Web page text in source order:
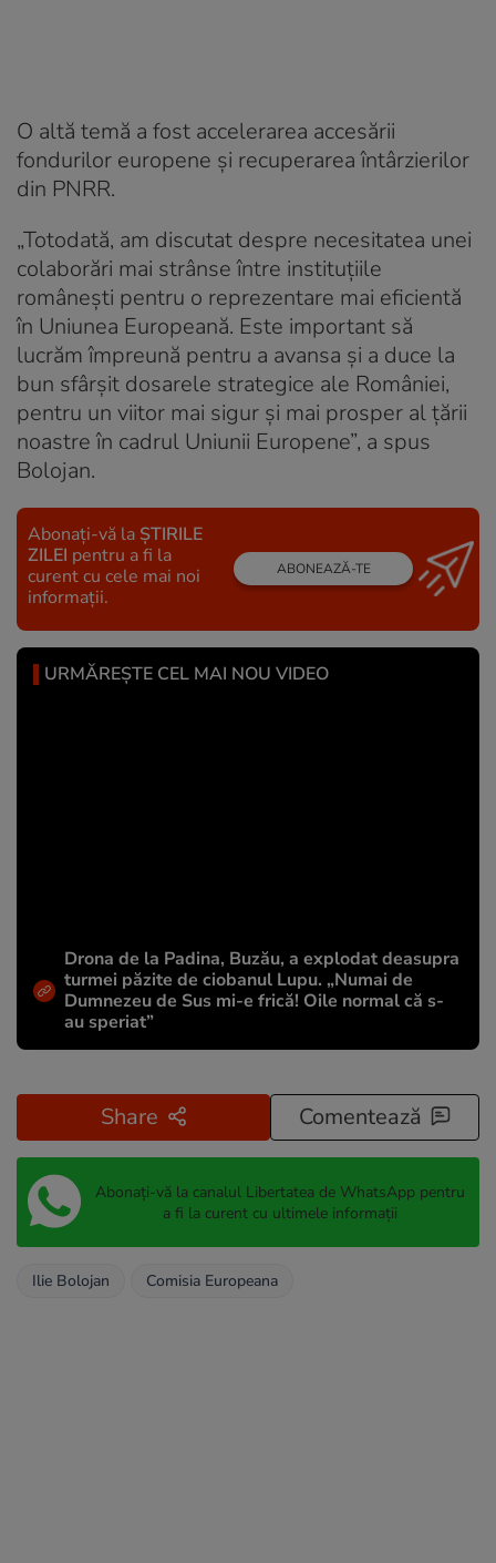
O altă temă a fost accelerarea accesării
fondurilor europene și recuperarea întârzierilor
din PNRR.
„Totodată, am discutat despre necesitatea unei
colaborări mai strânse între instituțiile
românești pentru o reprezentare mai eficientă
în Uniunea Europeană. Este important să
lucrăm împreună pentru a avansa și a duce la
bun sfârșit dosarele strategice ale României,
pentru un viitor mai sigur și mai prosper al țării
noastre în cadrul Uniunii Europene”, a spus
Bolojan.
Abonați-vă la ȘTIRILE
ZILEI pentru a fi la
curent cu cele mai noi
informații.
ABONEAZĂ-TE
URMĂREȘTE CEL MAI NOU VIDEO
Drona de la Padina, Buzău, a explodat deasupra
turmei păzite de ciobanul Lupu. „Numai de
Dumnezeu de Sus mi-e frică! Oile normal că s-
au speriat”
Share Comentează
Abonați-vă la canalul Libertatea de WhatsApp pentru
a fi la curent cu ultimele informații
Ilie Bolojan Comisia Europeana